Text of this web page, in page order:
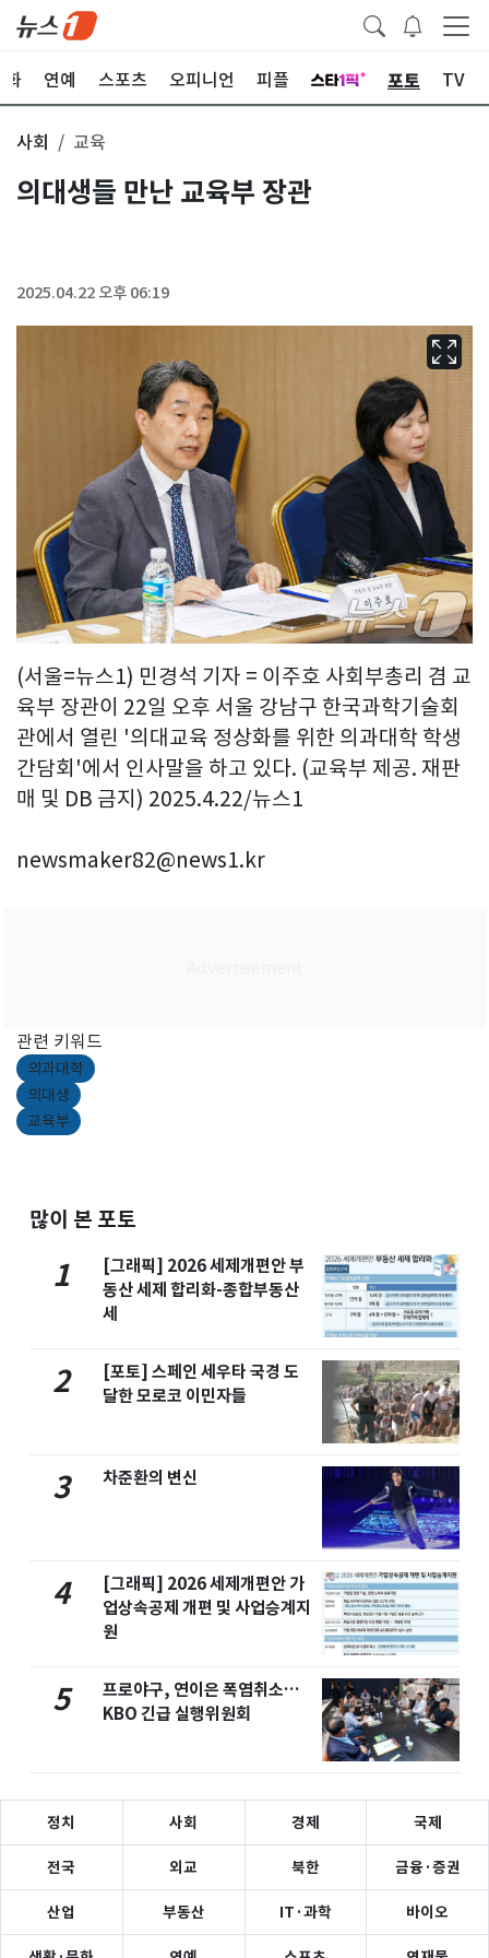
화 연예 스포츠 오피니언 피플 포토 TV
사회 교육
의대생들 만난 교육부 장관
2025.04.22 오후 06:19
(서울=뉴스1) 민경석 기자 = 이주호 사회부총리 겸 교
육부 장관이 22일 오후 서울 강남구 한국과학기술회
관에서 열린 '의대교육 정상화를 위한 의과대학 학생
간담회'에서 인사말을 하고 있다. (교육부 제공. 재판
매 및 DB 금지) 2025.4.22/뉴스1
newsmaker82@news1.kr
관련 키워드
의과대학
의대생
교육부
많이 본 포토
1
[그래픽] 2026 세제개편안 부
동산 세제 합리화-종합부동산
세
2
[포토] 스페인 세우타 국경 도
달한 모로코 이민자들
3 차준환의 변신
4
[그래픽] 2026 세제개편안 가
업상속공제 개편 및 사업승계지
원
5
프로야구, 연이은 폭염취소…
KBO 긴급 실행위원회
정치 사회 경제 국제
전국 외교 북한 금융·증권
산업 부동산 IT·과학 바이오